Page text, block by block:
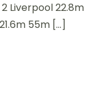
Liverpool 22.8m
55m […]